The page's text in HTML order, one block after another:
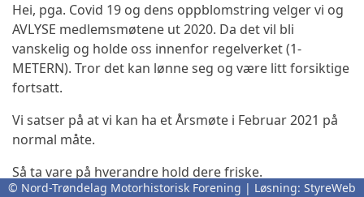
Hei, pga. Covid 19 og dens oppblomstring velger vi og
AVLYSE medlemsmøtene ut 2020. Da det vil bli
vanskelig og holde oss innenfor regelverket (1-
METERN). Tror det kan lønne seg og være litt forsiktige
fortsatt.
Vi satser på at vi kan ha et Årsmøte i Februar 2021 på
normal måte.
Så ta vare på hverandre hold dere friske.
© Nord-Trøndelag Motorhistorisk Forening | Løsning: StyreWeb